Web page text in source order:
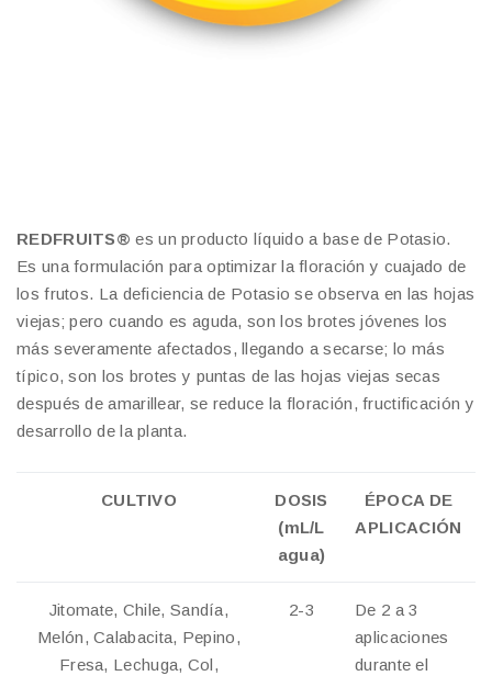
REDFRUITS® es un producto líquido a base de Potasio.
Es una formulación para optimizar la floración y cuajado de
los frutos. La deficiencia de Potasio se observa en las hojas
viejas; pero cuando es aguda, son los brotes jóvenes los
más severamente afectados, llegando a secarse; lo más
típico, son los brotes y puntas de las hojas viejas secas
después de amarillear, se reduce la floración, fructificación y
desarrollo de la planta.
CULTIVO
DOSIS
(mL/L
agua)
ÉPOCA DE
APLICACIÓN
Jitomate, Chile, Sandía,
Melón, Calabacita, Pepino,
Fresa, Lechuga, Col,
2-3
De 2 a 3
aplicaciones
durante el